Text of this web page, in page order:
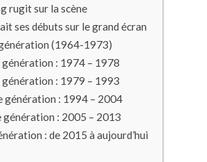
rugit sur la scène
ses débuts sur le grand écran
(1964-1973)
: 1974 – 1978
: 1979 – 1993
génération : 1994 – 2004
génération : 2005 – 2013
: de 2015 à aujourd’hui